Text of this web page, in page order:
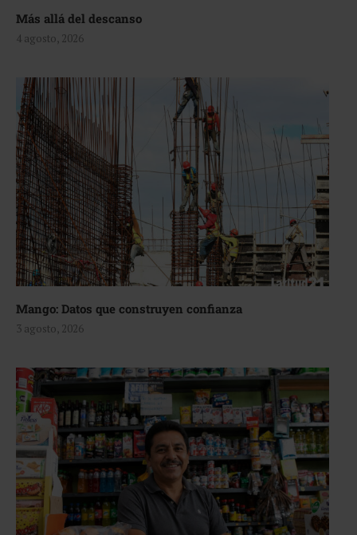
Más allá del descanso
4 agosto, 2026
Mango: Datos que construyen confianza
3 agosto, 2026